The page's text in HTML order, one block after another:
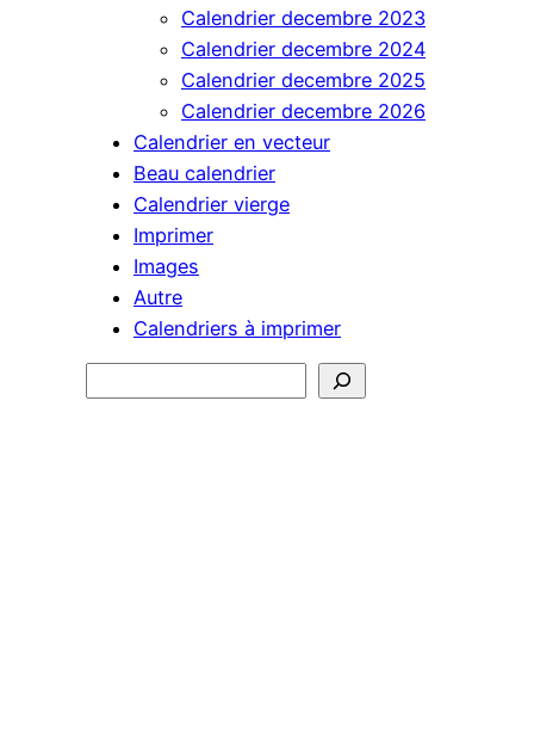
Calendrier decembre 2023
Calendrier decembre 2024
Calendrier decembre 2025
Calendrier decembre 2026
Calendrier en vecteur
Beau calendrier
Calendrier vierge
Imprimer
Images
Autre
Calendriers à imprimer